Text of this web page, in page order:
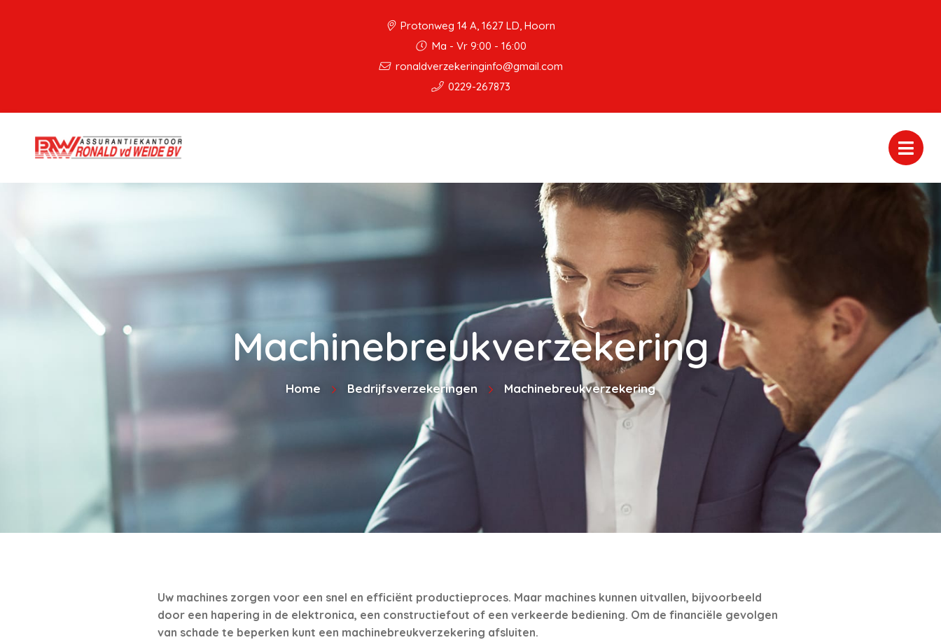
Protonweg 14 A, 1627 LD, Hoorn
Ma - Vr 9:00 - 16:00
ronaldverzekeringinfo@gmail.com
0229-267873
Machinebreukverzekering
Home Bedrijfsverzekeringen Machinebreukverzekering
Uw machines zorgen voor een snel en efficiënt productieproces. Maar machines kunnen uitvallen, bijvoorbeeld
door een hapering in de elektronica, een constructiefout of een verkeerde bediening. Om de financiële gevolgen
van schade te beperken kunt een machinebreukverzekering afsluiten.